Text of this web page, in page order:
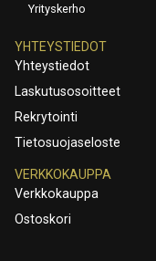
Yrityskerho
YHTEYSTIEDOT
Yhteystiedot
Laskutusosoitteet
Rekrytointi
Tietosuojaseloste
VERKKOKAUPPA
Verkkokauppa
Ostoskori